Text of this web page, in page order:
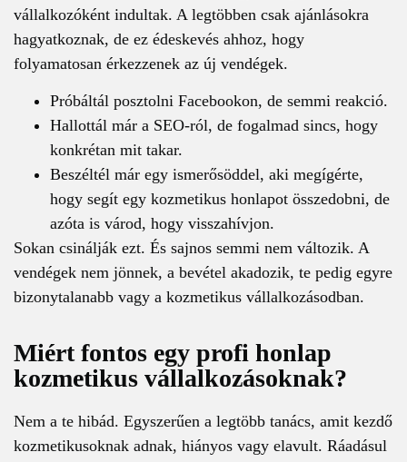
vállalkozóként indultak. A legtöbben csak ajánlásokra
hagyatkoznak, de ez édeskevés ahhoz, hogy
folyamatosan érkezzenek az új vendégek.
Próbáltál posztolni Facebookon, de semmi reakció.
Hallottál már a SEO-ról, de fogalmad sincs, hogy
konkrétan mit takar.
Beszéltél már egy ismerősöddel, aki megígérte,
hogy segít egy kozmetikus honlapot összedobni, de
azóta is várod, hogy visszahívjon.
Sokan csinálják ezt. És sajnos semmi nem változik. A
vendégek nem jönnek, a bevétel akadozik, te pedig egyre
bizonytalanabb vagy a kozmetikus vállalkozásodban.
Miért fontos egy profi honlap
kozmetikus vállalkozásoknak?
Nem a te hibád. Egyszerűen a legtöbb tanács, amit kezdő
kozmetikusoknak adnak, hiányos vagy elavult. Ráadásul